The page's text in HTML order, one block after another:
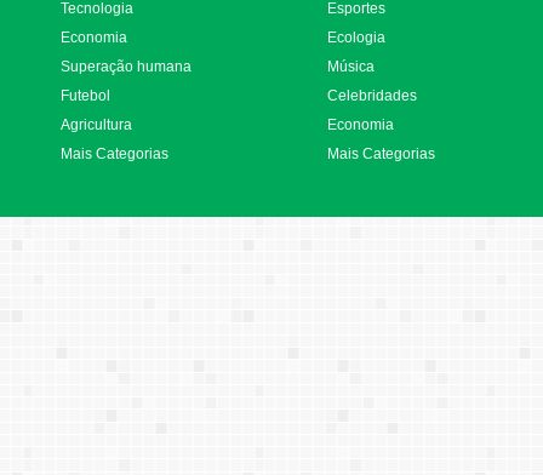
Tecnologia
Economia
Superação humana
Futebol
Agricultura
Mais Categorias
Esportes
Ecologia
Música
Celebridades
Economia
Mais Categorias